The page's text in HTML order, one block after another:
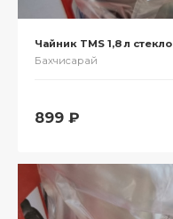
Чайник TMS 1,8 л стекло
Бахчисарай
899 ₽